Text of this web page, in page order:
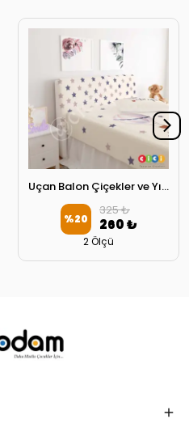
Uçan Balon Çiçekler ve Yıldızlar Başlık Kılıfı
%20
325 ₺
260 ₺
2 Ölçü